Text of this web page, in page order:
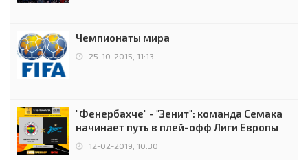
Чемпионаты мира
25-10-2015, 11:13
"Фенербахче" - "Зенит": команда Семака
начинает путь в плей-офф Лиги Европы
12-02-2019, 10:30